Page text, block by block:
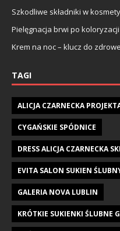
Szkodliwe składniki w
Pielęgnacja brwi po
Krem na noc – klucz do
TAGI
ALICJA CZARNECKA
CYGAŃSKIE SPÓDNICE
DRESS ALICJA CZARNECKA
EVITA SALON SUKIEN
GALERIA NOVA LUBLIN
KRÓTKIE SUKIENKI ŚLUBNE